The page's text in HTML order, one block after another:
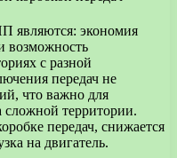
являются: экономия
возможность
с разной
передач не
что важно для
сложной территории.
передач, снижается
на двигатель.